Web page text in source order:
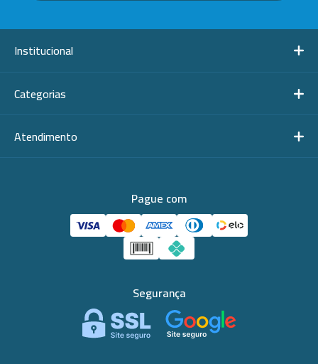
Institucional
Categorias
Atendimento
Pague com
Segurança